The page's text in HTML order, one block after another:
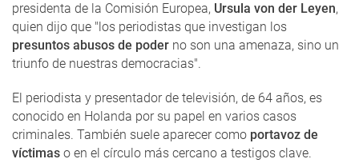
presidenta de la Comisión Europea, Ursula von der Leyen,
quien dijo que "los periodistas que investigan los
presuntos abusos de poder no son una amenaza, sino un
triunfo de nuestras democracias".
El periodista y presentador de televisión, de 64 años, es
conocido en Holanda por su papel en varios casos
criminales. También suele aparecer como portavoz de
víctimas o en el círculo más cercano a testigos clave.